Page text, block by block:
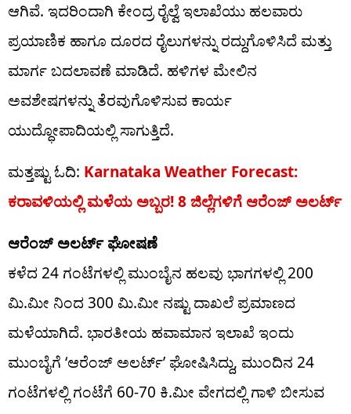
ಆಗಿವೆ. ಇದರಿಂದಾಗಿ ಕೇಂದ್ರ ರೈಲ್ವೆ ಇಲಾಖೆಯು ಹಲವಾರು
ಪ್ರಯಾಣಿಕ ಹಾಗೂ ದೂರದ ರೈಲುಗಳನ್ನು ರದ್ದುಗೊಳಿಸಿದೆ ಮತ್ತು
ಮಾರ್ಗ ಬದಲಾವಣೆ ಮಾಡಿದೆ. ಹಳಿಗಳ ಮೇಲಿನ
ಅವಶೇಷಗಳನ್ನು ತೆರವುಗೊಳಿಸುವ ಕಾರ್ಯ
ಯುದ್ಧೋಪಾದಿಯಲ್ಲಿ ಸಾಗುತ್ತಿದೆ.
ಮತ್ತಷ್ಟು ಓದಿ: Karnataka Weather Forecast:
ಕರಾವಳಿಯಲ್ಲಿ ಮಳೆಯ ಅಬ್ಬರ! 8 ಜಿಲ್ಲೆಗಳಿಗೆ ಆರೆಂಜ್ ಅಲರ್ಟ್​
ಆರೆಂಜ್ ಅಲರ್ಟ್ ಘೋಷಣೆ
ಕಳೆದ 24 ಗಂಟೆಗಳಲ್ಲಿ ಮುಂಬೈನ ಹಲವು ಭಾಗಗಳಲ್ಲಿ 200
ಮಿ.ಮೀ ನಿಂದ 300 ಮಿ.ಮೀ ನಷ್ಟು ದಾಖಲೆ ಪ್ರಮಾಣದ
ಮಳೆಯಾಗಿದೆ. ಭಾರತೀಯ ಹವಾಮಾನ ಇಲಾಖೆ ಇಂದು
ಮುಂಬೈಗೆ ‘ಆರೆಂಜ್ ಅಲರ್ಟ್’ ಘೋಷಿಸಿದ್ದು, ಮುಂದಿನ 24
ಗಂಟೆಗಳಲ್ಲಿ ಗಂಟೆಗೆ 60-70 ಕಿ.ಮೀ ವೇಗದಲ್ಲಿ ಗಾಳಿ ಬೀಸುವ